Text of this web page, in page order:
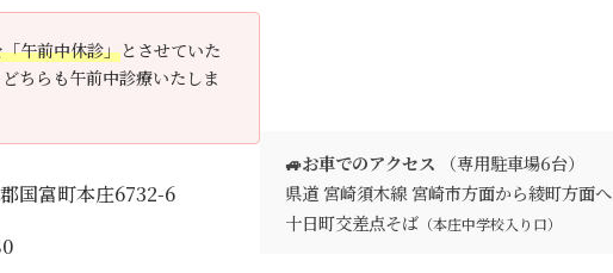
午前中休診」とさせていた
ちらも午前中診療いたしま
国富町本庄6732-6
🚙お車でのアクセス
（専用駐車場6台）
県道 宮崎須木線 宮崎市方面から綾町方面へ
十日町交差点そば （本庄中学校入り口）